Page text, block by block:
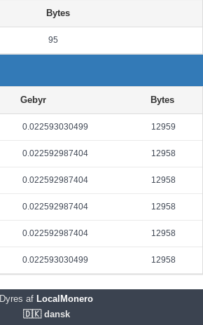
Bytes
95
Gebyr Bytes
0.022593030499 12959
0.022592987404 12958
0.022592987404 12958
0.022592987404 12958
0.022592987404 12958
0.022593030499 12958
Dyres af LocalMonero
🇩🇰 dansk